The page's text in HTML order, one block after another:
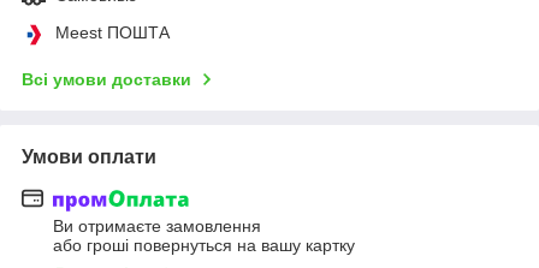
Meest ПОШТА
Всі умови доставки
Умови оплати
Ви отримаєте замовлення
або гроші повернуться на вашу картку